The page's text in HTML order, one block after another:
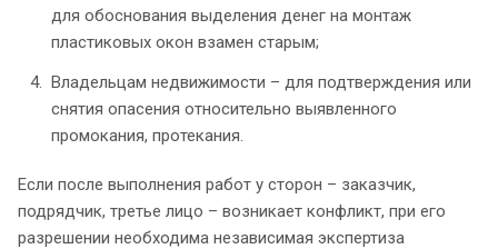
для обоснования выделения денег на монтаж
пластиковых окон взамен старым;
Владельцам недвижимости – для подтверждения или
снятия опасения относительно выявленного
промокания, протекания.
Если после выполнения работ у сторон – заказчик,
подрядчик, третье лицо – возникает конфликт, при его
разрешении необходима независимая экспертиза